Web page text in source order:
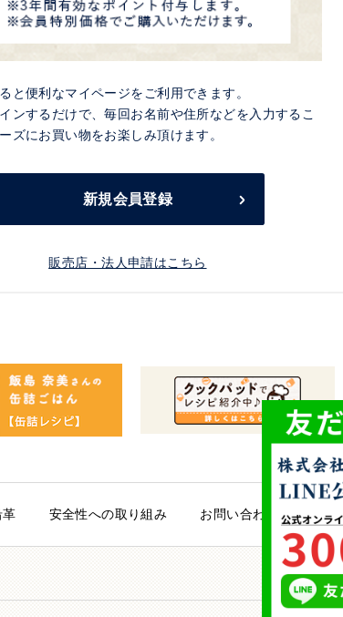
と便利なマイページをご利用できます。
ンするだけで、毎回お名前や住所などを入力するこ
ズにお買い物をお楽しみ頂けます。
新規会員登録
販売店・法人申請はこちら
革 安全性への取り組み お問い合わせ